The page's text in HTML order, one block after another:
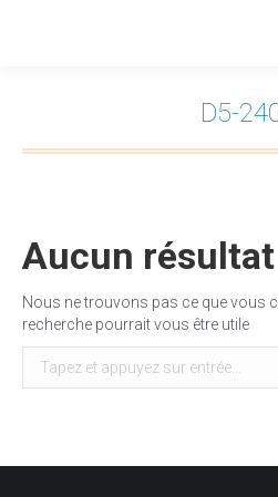
D5-
Aucun résultat
Nous ne trouvons pas ce que vous
recherche pourrait vous être utile
Recherche